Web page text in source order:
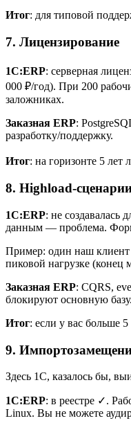
Итог: для типовой
7. Лицензирование
1С:ERP: серверная
000 ₽/год). При 200
заложниках.
Заказная ERP:
разработку/поддержку.
Итог: на горизонте 5
8. Highload-
1С:ERP: не
данным — проблема.
Пример: один наш клиент
пиковой нагрузке
Заказная ERP: CQRS,
блокируют основную
Итог: если у вас больше
9.
Здесь 1С, казалось бы,
1С:ERP: в реестре ✓.
Linux. Вы не можете